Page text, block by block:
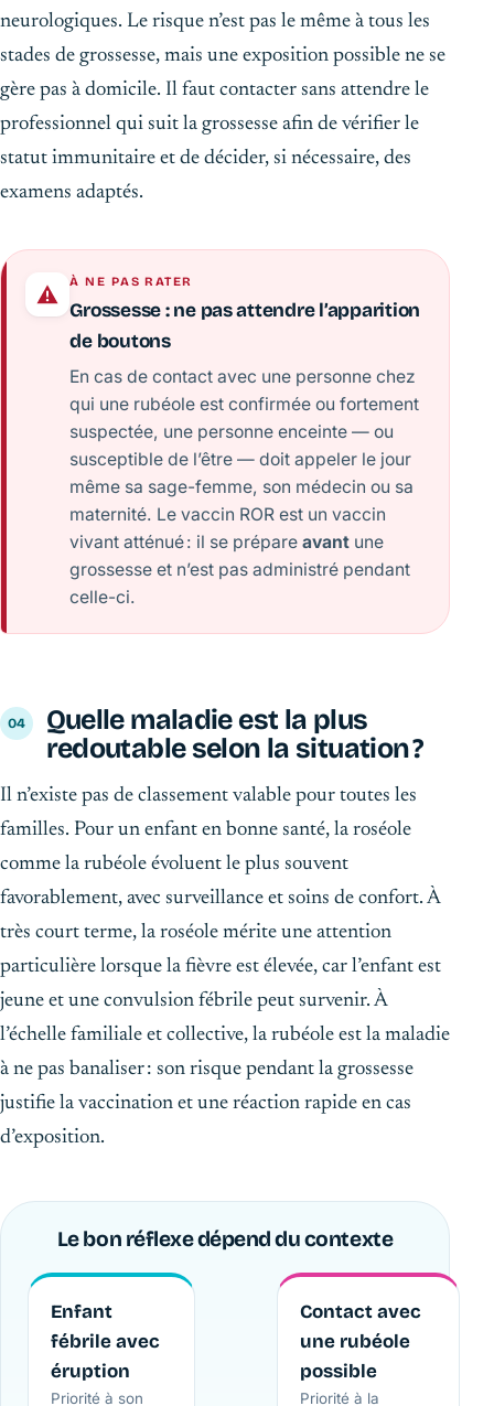
neurologiques. Le risque n’est pas le même à tous les
stades de grossesse, mais une exposition possible ne se
gère pas à domicile. Il faut contacter sans attendre le
professionnel qui suit la grossesse afin de vérifier le
statut immunitaire et de décider, si nécessaire, des
examens adaptés.
À NE PAS RATER
Grossesse : ne pas attendre l’apparition
de boutons
En cas de contact avec une personne chez
qui une rubéole est confirmée ou fortement
suspectée, une personne enceinte — ou
susceptible de l’être — doit appeler le jour
même sa sage-femme, son médecin ou sa
maternité. Le vaccin ROR est un vaccin
vivant atténué : il se prépareavant une
grossesse et n’est pas administré pendant
celle-ci.
Quelle maladie est la plus
redoutable selon la situation ?
Il n’existe pas de classement valable pour toutes les
familles. Pour un enfant en bonne santé, la roséole
comme la rubéole évoluent le plus souvent
favorablement, avec surveillance et soins de confort. À
très court terme, la roséole mérite une attention
particulière lorsque la fièvre est élevée, car l’enfant est
jeune et une convulsion fébrile peut survenir. À
l’échelle familiale et collective, la rubéole est la maladie
à ne pas banaliser : son risque pendant la grossesse
justifie la vaccination et une réaction rapide en cas
d’exposition.
Le bon réflexe dépend du contexte
Enfant
fébrile avec
éruption
Priorité à son
Contact avec
une rubéole
possible
Priorité à la